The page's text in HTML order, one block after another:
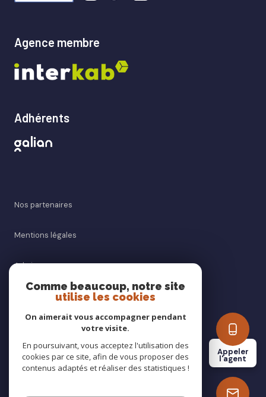
Appeler
l'agent
Agence membre
Adhérents
Nos partenaires
Mentions légales
Admin
Nos honoraires
Cookies
Comme beaucoup, notre site
utilise les cookies
On aimerait vous accompagner pendant
votre visite.
En poursuivant, vous acceptez l'utilisation des
cookies par ce site, afin de vous proposer des
contenus adaptés et réaliser des statistiques !